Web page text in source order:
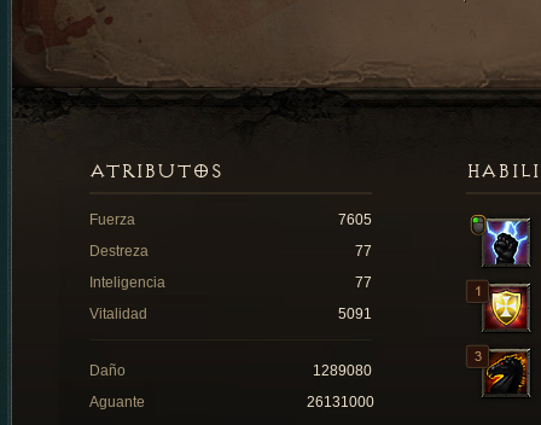
ATRIBUTOS
Fuerza
7605
Destreza
77
Inteligencia
77
Vitalidad
5091
Daño
1289080
Aguante
26131000